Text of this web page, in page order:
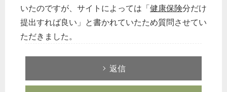
いたのですが、サイトによっては「健康保険分だけ
提出すれば良い」と書かれていたため質問させてい
ただきました。
返信